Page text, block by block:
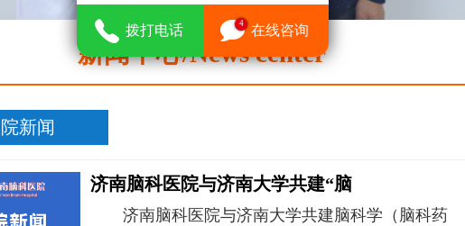
新闻中心/News center
新闻
济南脑科医院与济南大学共建“脑
济南脑科医院与济南大学共建脑科学（脑科药
拨打电话 4 在线咨询